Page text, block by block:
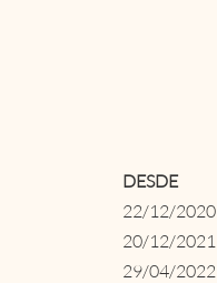
DESDE
22/12/2020
20/12/2021
29/04/2022